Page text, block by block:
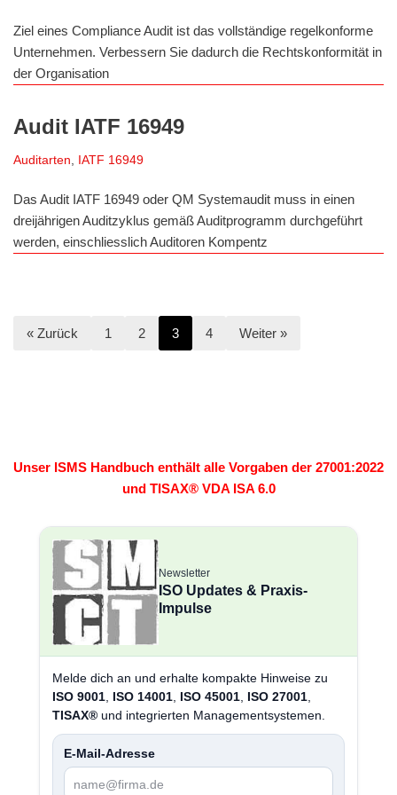
Ziel eines Compliance Audit ist das vollständige regelkonforme
Unternehmen. Verbessern Sie dadurch die Rechtskonformität in
der Organisation
Audit IATF 16949
Auditarten, IATF 16949
Das Audit IATF 16949 oder QM Systemaudit muss in einen
dreijährigen Auditzyklus gemäß Auditprogramm durchgeführt
werden, einschliesslich Auditoren Kompentz
« Zurück 1 2 3 4 Weiter »
Unser ISMS Handbuch enthält alle Vorgaben der 27001:2022
und TISAX® VDA ISA 6.0
Newsletter
ISO Updates & Praxis-
Impulse
Melde dich an und erhalte kompakte Hinweise zu
ISO 9001 ISO 14001 ISO 45001 ISO 27001
TISAX® und integrierten Managementsystemen.
E-Mail-Adresse